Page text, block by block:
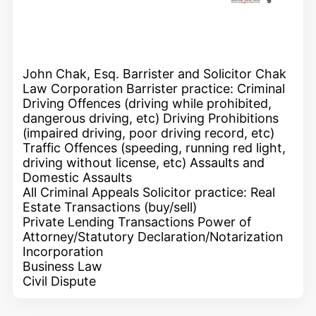
John Chak, Esq. Barrister and Solicitor Chak
Law Corporation Barrister practice: Criminal
Driving Offences (driving while prohibited,
dangerous driving, etc) Driving Prohibitions
(impaired driving, poor driving record, etc)
Traffic Offences (speeding, running red light,
driving without license, etc) Assaults and
Domestic Assaults
All Criminal Appeals Solicitor practice: Real
Estate Transactions (buy/sell)
Private Lending Transactions Power of
Attorney/Statutory Declaration/Notarization
Incorporation
Business Law
Civil Dispute